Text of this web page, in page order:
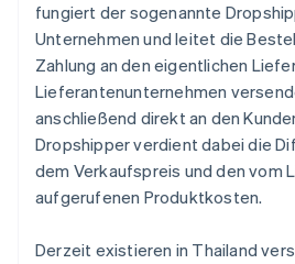
fungiert der sogenannte
Unternehmen und leitet die
Zahlung an den eigentlichen
Lieferantenunternehmen
anschließend direkt an den
Dropshipper verdient dabei die
dem Verkaufspreis und den vom
aufgerufenen Produktkosten.
Derzeit existieren in Thailand